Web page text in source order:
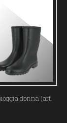
donna (art.